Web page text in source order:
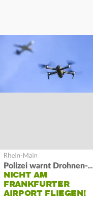
Polizei warnt
NICHT AM
FRANKFURTER
AIRPORT FLIEGEN!